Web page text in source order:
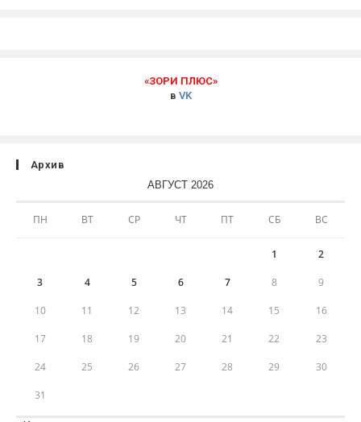
«ЗОРИ ПЛЮС»
в VK
Архив
АВГУСТ 2026
ПН ВТ СР ЧТ ПТ СБ ВС
1 2
3 4 5 6 7 8 9
10 11 12 13 14 15 16
17 18 19 20 21 22 23
24 25 26 27 28 29 30
31